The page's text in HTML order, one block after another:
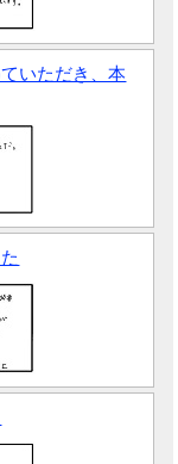
いただき、本